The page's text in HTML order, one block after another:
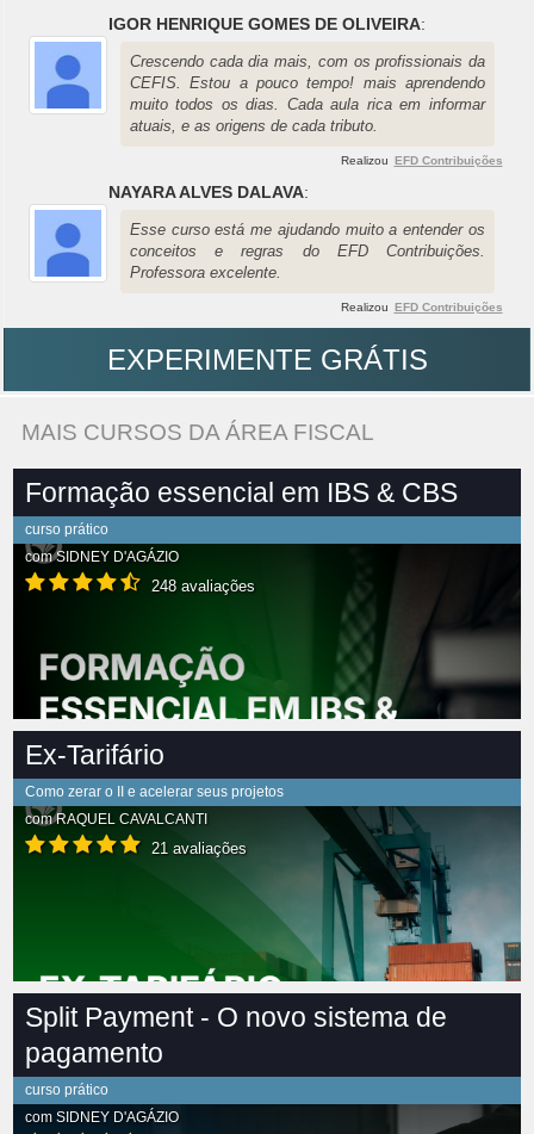
IGOR HENRIQUE GOMES DE OLIVEIRA:
Crescendo cada dia mais, com os profissionais da
CEFIS. Estou a pouco tempo! mais aprendendo
muito todos os dias. Cada aula rica em informar
atuais, e as origens de cada tributo.
Realizou EFD Contribuições
NAYARA ALVES DALAVA:
Esse curso está me ajudando muito a entender os
conceitos e regras do EFD Contribuições.
Professora excelente.
Realizou EFD Contribuições
EXPERIMENTE GRÁTIS
MAIS CURSOS DA ÁREA FISCAL
Formação essencial em IBS & CBS
curso prático
comSIDNEY D'AGÁZIO
248 avaliações
Ex-Tarifário
Como zerar o II e acelerar seus projetos
comRAQUEL CAVALCANTI
21 avaliações
Split Payment - O novo sistema de
pagamento
curso prático
com SIDNEY D'AGÁZIO